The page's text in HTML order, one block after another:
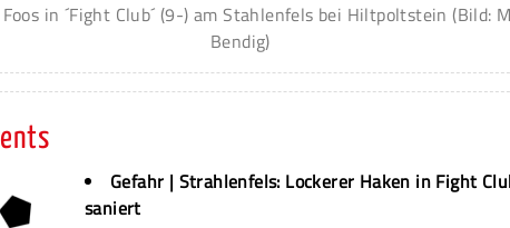
in ´Fight Club´ (9-) am Stahlenfels bei Hiltpoltstein (Bild:
Bendig)
Gefahr | Strahlenfels: Lockerer Haken in Fight
saniert